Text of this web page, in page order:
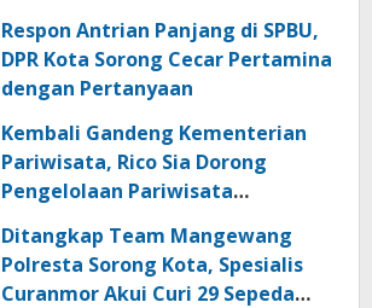
Respon Antrian Panjang di SPBU,
DPR Kota Sorong Cecar Pertamina
dengan Pertanyaan
Kembali Gandeng Kementerian
Pariwisata, Rico Sia Dorong
Pengelolaan Pariwisata
Ditangkap Team Mangewang
Polresta Sorong Kota, Spesialis
Curanmor Akui Curi 29 Sepeda